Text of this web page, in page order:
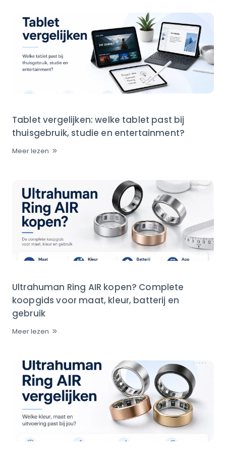
Tablet vergelijken: welke tablet past bij
thuisgebruik, studie en entertainment?
Meer lezen
Ultrahuman Ring AIR kopen? Complete
koopgids voor maat, kleur, batterij en
gebruik
Meer lezen